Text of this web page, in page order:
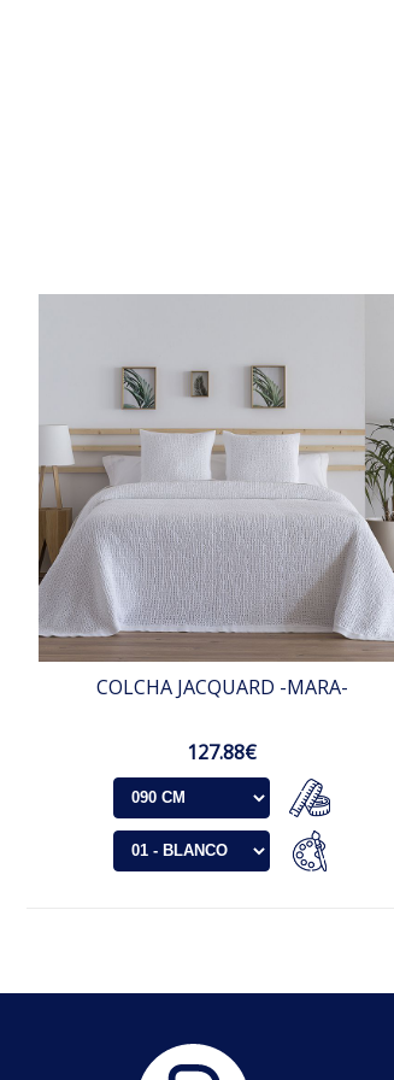
COLCHA JACQUARD -MARA-
127.88€